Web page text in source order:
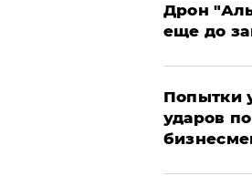
Дрон
еще до
Попытки
ударов